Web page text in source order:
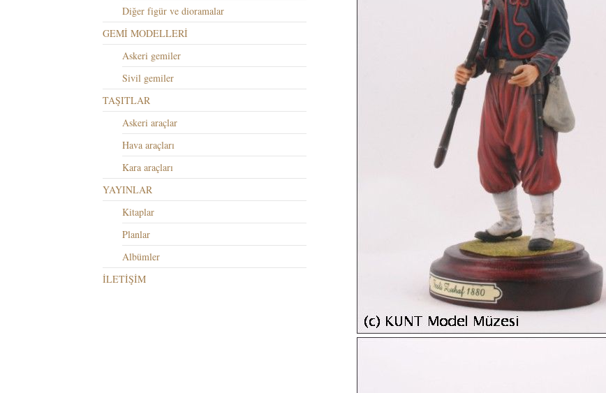
Diğer figür ve dioramalar
GEMİ MODELLERİ
Askeri gemiler
Sivil gemiler
TAŞITLAR
Askeri araçlar
Hava araçları
Kara araçları
YAYINLAR
Kitaplar
Planlar
Albümler
İLETİŞİM